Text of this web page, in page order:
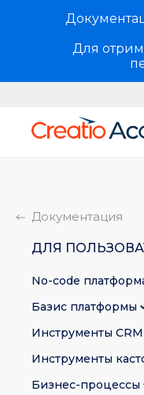
Для
Документация
ДЛЯ
No-сode
Базис платформы
Инструменты CRM
Инструменты
Бизнес-процессы